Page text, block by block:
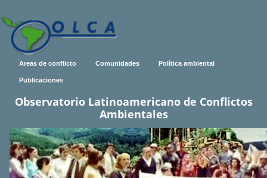
Areas de conflicto Comunidades Política ambiental
Publicaciones
Observatorio Latinoamericano de Conflictos
Ambientales